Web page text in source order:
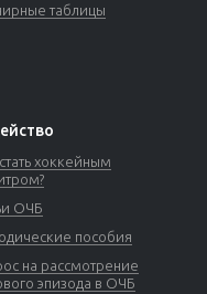
таблицы
хоккейным
ОЧБ
пособия
на рассмотрение
эпизода в ОЧБ